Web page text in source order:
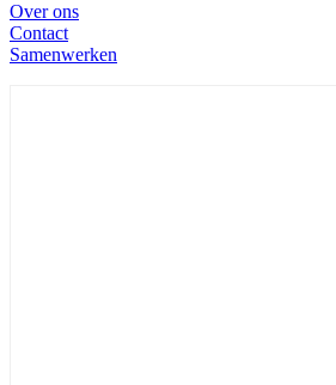
Over ons
Contact
Samenwerken